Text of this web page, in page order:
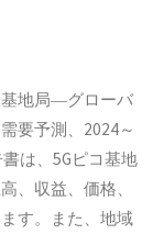
基地局―グローバ
要予測、2024～
は、5Gピコ基地
、収益、価格、
す。また、地域